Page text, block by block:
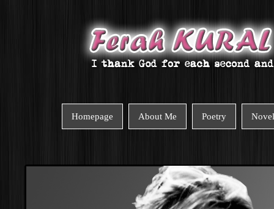
Homepage About Me Poetry Novel